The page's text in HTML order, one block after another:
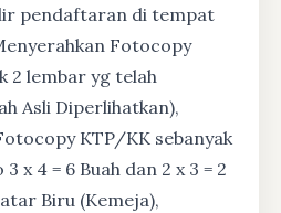
pendaftaran di tempat
Fotocopy
2 lembar yg telah
Asli Diperlihatkan),
KTP/KK sebanyak
x 4 = 6 Buah dan 2 x 3 = 2
Biru (Kemeja),